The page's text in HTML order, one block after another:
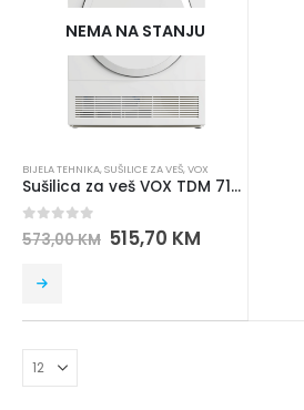
NEMA NA STANJU
BIJELA TEHNIKA,SUŠILICE ZA VEŠ,VOX
Sušilica za veš VOX TDM 710T
out of 5
573,00KM 515,70 KM